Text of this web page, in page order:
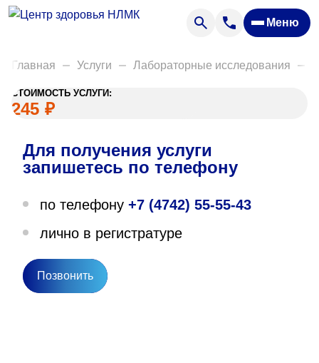
Меню
Анализы
Акции
Пациентам
Вакансии
О нас
Направления деятельности
Главная Услуги Лабораторные исследования
СТОИМОСТЬ УСЛУГИ:
245 ₽
Для получения услуги
запишетесь по телефону
по телефону +7 (4742) 55-55-43
лично в регистратуре
Позвонить